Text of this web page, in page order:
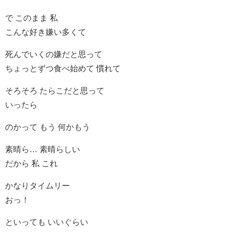
で このまま 私
こんな好き嫌い多くて
死んでいくの嫌だと思って
ちょっとずつ食べ始めて 慣れて
そろそろ たらこだと思って
いったら
のかって もう 何かもう
素晴ら… 素晴らしい
だから 私 これ
かなりタイムリー
おっ！
といっても いいぐらい